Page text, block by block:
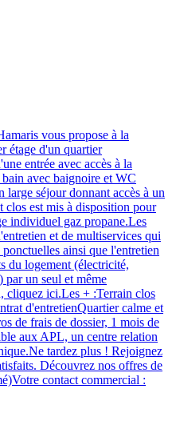
vous propose à la
étage d'un quartier
entrée avec accès à la
avec baignoire et WC
large séjour donnant accès à un
est mis à disposition pour
individuel gaz propane.Les
et de multiservices qui
ainsi que l'entretien
du logement (électricité,
par un seul et même
cliquez ici.Les + :Terrain clos
d'entretienQuartier calme et
de frais de dossier, 1 mois de
aux APL, un centre relation
tardez plus ! Rejoignez
Découvrez nos offres de
contact commercial :